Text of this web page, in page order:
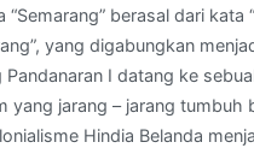
berasal dari
yang digabungkan
I datang ke
yang jarang – jarang tumbuh
Hindia Belanda